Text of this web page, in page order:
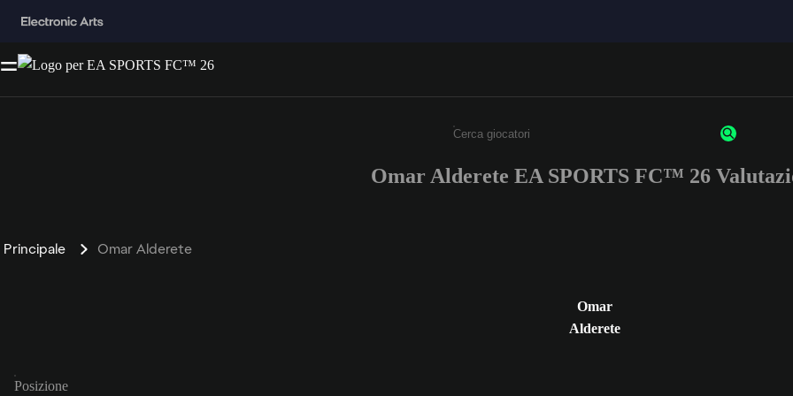
Inserisci un minimo di 3 caratteri o numeri.
Omar Alderete EA SPORTS FC™ 26
Principale Omar Alderete
Omar
Alderete
Posizione